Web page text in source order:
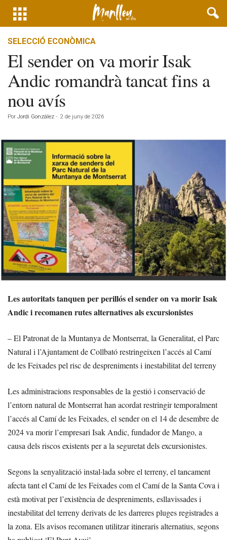
SELECCIÓ ECONÒMICA
El sender on va morir Isak
Andic romandrà tancat fins a
nou avís
Por Jordi González - 2 de juny de 2026
Les autoritats tanquen per perillós el sender on va morir Isak
Andic i recomanen rutes alternatives als excursionistes
– El Patronat de la Muntanya de Montserrat, la Generalitat, el Parc
Natural i l’Ajuntament de Collbató restringeixen l’accés al Camí
de les Feixades pel risc de despreniments i inestabilitat del terreny
Les administracions responsables de la gestió i conservació de
l’entorn natural de Montserrat han acordat restringir temporalment
l’accés al Camí de les Feixades, el sender on el 14 de desembre de
2024 va morir l’empresari Isak Andic, fundador de Mango, a
causa dels riscos existents per a la seguretat dels excursionistes.
Segons la senyalització instal·lada sobre el terreny, el tancament
afecta tant el Camí de les Feixades com el Camí de la Santa Cova i
està motivat per l’existència de despreniments, esllavissades i
inestabilitat del terreny derivats de les darreres pluges registrades a
la zona. Els avisos recomanen utilitzar itineraris alternatius, segons